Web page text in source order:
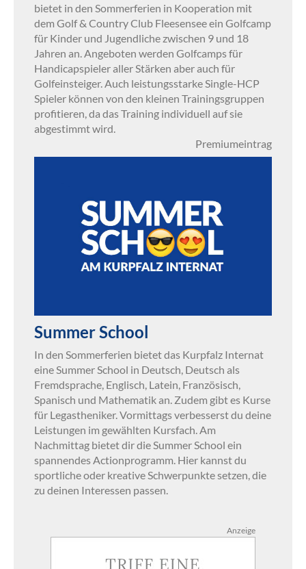
bietet in den Sommerferien in Kooperation mit
dem Golf & Country Club Fleesensee ein Golfcamp
für Kinder und Jugendliche zwischen 9 und 18
Jahren an. Angeboten werden Golfcamps für
Handicapspieler aller Stärken aber auch für
Golfeinsteiger. Auch leistungsstarke Single-HCP
Spieler können von den kleinen Trainingsgruppen
profitieren, da das Training individuell auf sie
abgestimmt wird.
Premiumeintrag
Summer School
In den Sommerferien bietet das Kurpfalz Internat
eine Summer School in Deutsch, Deutsch als
Fremdsprache, Englisch, Latein, Französisch,
Spanisch und Mathematik an. Zudem gibt es Kurse
für Legastheniker. Vormittags verbesserst du deine
Leistungen im gewählten Kursfach. Am
Nachmittag bietet dir die Summer School ein
spannendes Actionprogramm. Hier kannst du
sportliche oder kreative Schwerpunkte setzen, die
zu deinen Interessen passen.
Anzeige